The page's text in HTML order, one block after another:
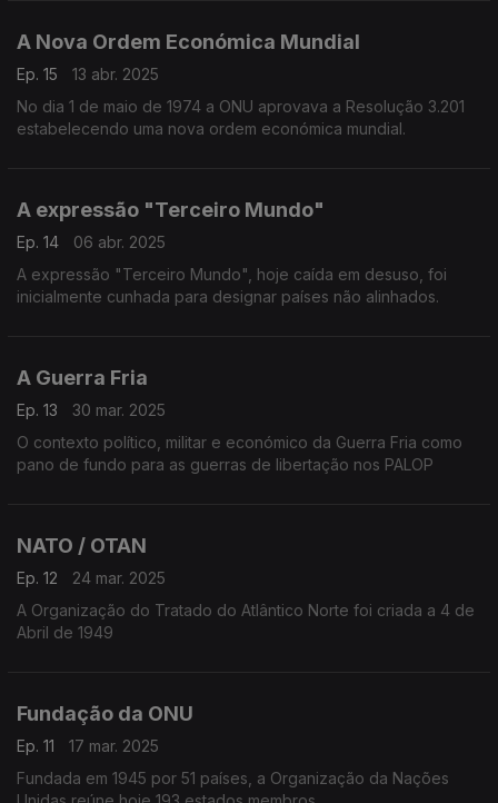
A Nova Ordem Económica Mundial
Ep. 15
13 abr. 2025
No dia 1 de maio de 1974 a ONU aprovava a Resolução 3.201
estabelecendo uma nova ordem económica mundial.
A expressão "Terceiro Mundo"
Ep. 14
06 abr. 2025
A expressão "Terceiro Mundo", hoje caída em desuso, foi
inicialmente cunhada para designar países não alinhados.
A Guerra Fria
Ep. 13
30 mar. 2025
O contexto político, militar e económico da Guerra Fria como
pano de fundo para as guerras de libertação nos PALOP
NATO / OTAN
Ep. 12
24 mar. 2025
A Organização do Tratado do Atlântico Norte foi criada a 4 de
Abril de 1949
Fundação da ONU
Ep. 11
17 mar. 2025
Fundada em 1945 por 51 países, a Organização da Nações